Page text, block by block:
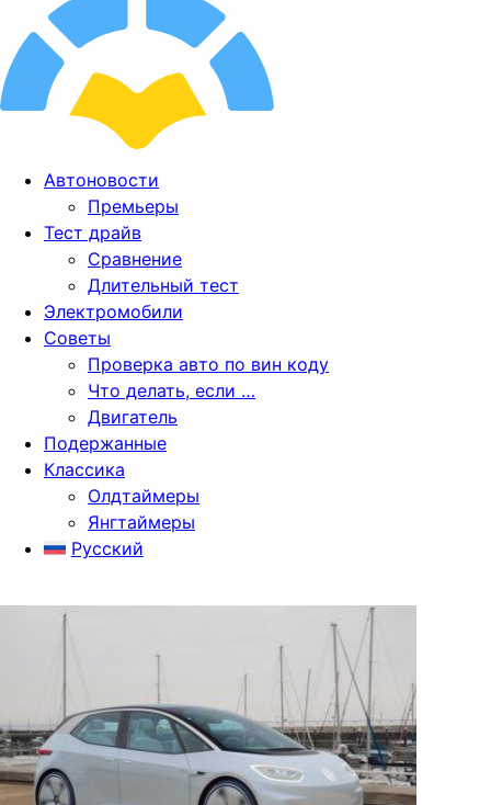
Автоновости
Премьеры
Тест драйв
Сравнение
Длительный тест
Электромобили
Советы
Проверка авто по вин коду
Что делать, если …
Двигатель
Подержанные
Классика
Олдтаймеры
Янгтаймеры
Русский